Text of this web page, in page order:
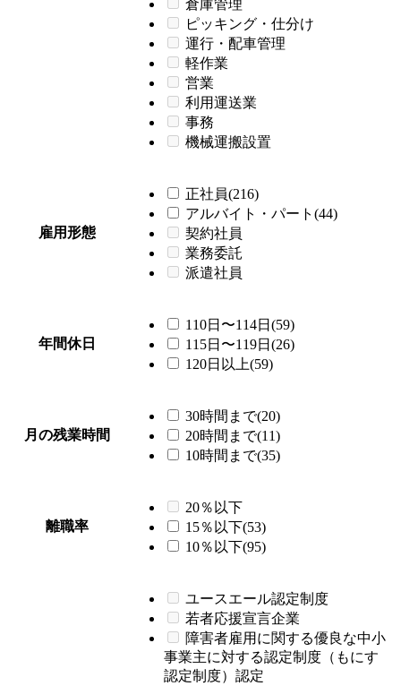
倉庫管理
ピッキング・仕分け
運行・配車管理
軽作業
営業
利用運送業
事務
機械運搬設置
雇用形態
正社員(216)
アルバイト・パート(44)
契約社員
業務委託
派遣社員
年間休日
110日〜114日(59)
115日〜119日(26)
120日以上(59)
月の残業時間
30時間まで(20)
20時間まで(11)
10時間まで(35)
離職率
20％以下
15％以下(53)
10％以下(95)
ユースエール認定制度
若者応援宣言企業
障害者雇用に関する優良な中小
事業主に対する認定制度（もにす
認定制度）認定